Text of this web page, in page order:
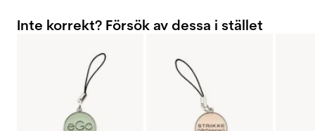
Inte korrekt? Försök av dessa i stället